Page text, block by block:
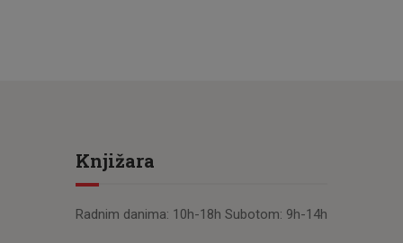
Knjižara
Radnim danima: 10h-18h Subotom: 9h-14h